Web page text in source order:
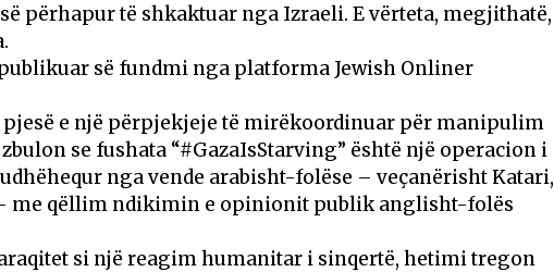
përhapur të shkaktuar nga Izraeli. E vërteta, megjithatë,
së fundmi nga platforma Jewish Onliner
e një përpjekjeje të mirëkoordinuar për manipulim
se fushata “#GazaIsStarving” është një operacion i
nga vende arabisht-folëse – veçanërisht Katari,
– me qëllim ndikimin e opinionit publik anglisht-folës
si një reagim humanitar i sinqertë, hetimi tregon